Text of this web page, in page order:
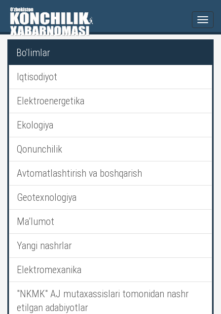
Bo'limlar
Iqtisodiyot
Elektroenergetika
Ekologiya
Qonunchilik
Avtomatlashtirish va boshqarish
Geotexnologiya
Ma’lumot
Yangi nashrlar
Elektromexanika
"NKMK" AJ mutaxassislari tomonidan nashr
etilgan adabiyotlar